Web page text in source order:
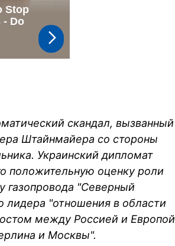
скандал, вызванный
Штайнмайера со стороны
Украинский дипломат
положительную оценку роли
газопровода "Северный
лидера "отношения в области
между Россией и Европой
и Москвы".